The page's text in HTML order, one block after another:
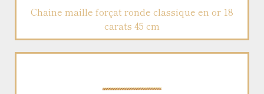
Chaine maille forçat ronde classique en or 18
carats 45 cm